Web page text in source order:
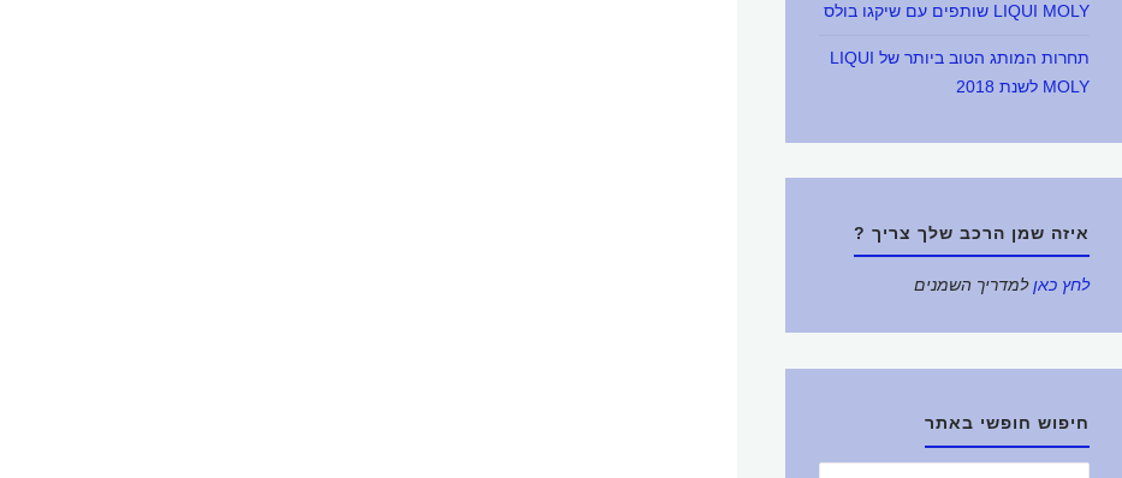
LIQUI MOLY שותפים עם שיקגו בולס
תחרות המותג הטוב ביותר של LIQUI
MOLY לשנת 2018
איזה שמן הרכב שלך צריך ?
לחץ כאן למדריך השמנים
חיפוש חופשי באתר